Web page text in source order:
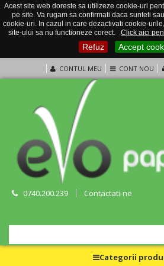
Acest site web doreste sa utilizeze cookie-uri
pe site. Va rugam sa confirmati daca sunteti
cookie-uri. In cazul in care dezactivati cookie-
site-ului sa nu functioneze corect.
Click aici
Refuz Accept
CONTUL MEU CONT NOU
0740.200.239 Contactati-ne
Categorii